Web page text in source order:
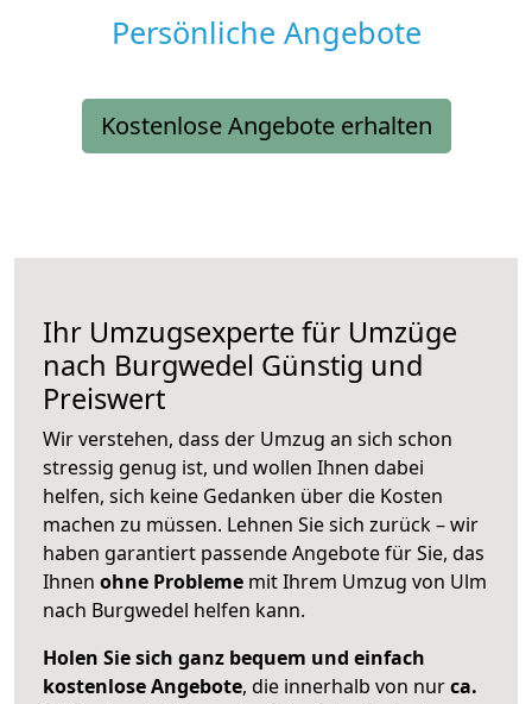
Persönliche Angebote
Kostenlose Angebote erhalten
Ihr Umzugsexperte für Umzüge
nach Burgwedel Günstig und
Preiswert
Wir verstehen, dass der Umzug an sich schon
stressig genug ist, und wollen Ihnen dabei
helfen, sich keine Gedanken über die Kosten
machen zu müssen. Lehnen Sie sich zurück – wir
haben garantiert passende Angebote für Sie, das
Ihnen ohne Probleme mit Ihrem Umzug von Ulm
nach Burgwedel helfen kann.
Holen Sie sich ganz bequem und einfach
kostenlose Angebote, die innerhalb von nurca.